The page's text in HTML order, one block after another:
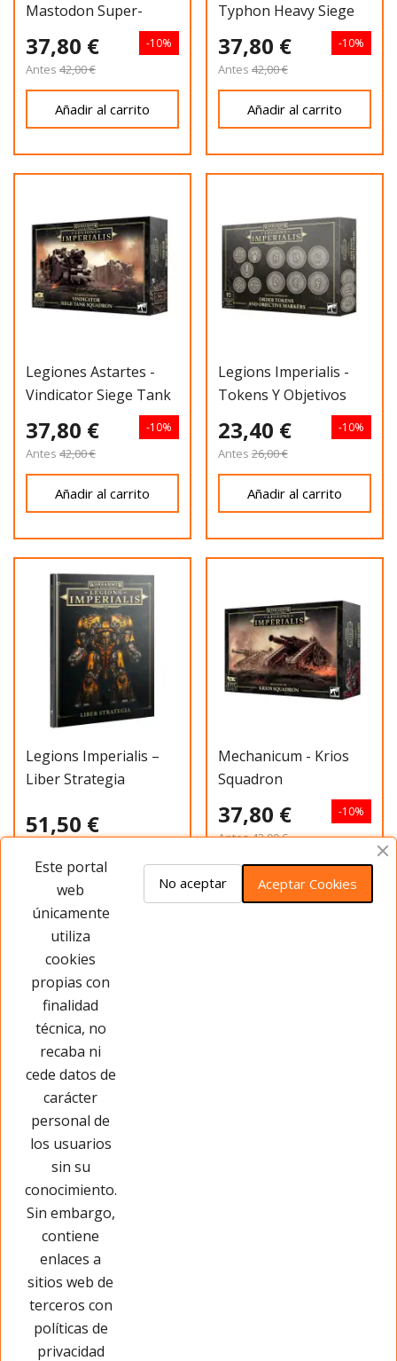
Mastodon Super-
37,80 €
Antes 42,00 €
-10%
Añadir al carrito
Typhon Heavy Siege
37,80 €
Antes 42,00 €
-10%
Añadir al carrito
Legiones Astartes -
Vindicator Siege Tank
37,80 €
Antes 42,00 €
-10%
Añadir al carrito
Legions Imperialis -
Tokens Y Objetivos
23,40 €
Antes 26,00 €
-10%
Añadir al carrito
Legions Imperialis –
Liber Strategia
51,50 €
Añadir al carrito
Mechanicum - Krios
Squadron
37,80 €
Antes42,00 €
-10%
Añadir al carrito
Este portal
web
únicamente
utiliza
cookies
propias con
finalidad
técnica, no
recaba ni
cede datos de
carácter
personal de
los usuarios
sin su
conocimiento.
Sin embargo,
contiene
enlaces a
sitios web de
terceros con
políticas de
privacidad
Aceptar Cookies
No aceptar